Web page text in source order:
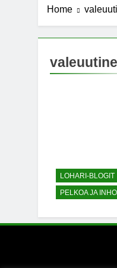
Home
LOHARI-BLOGIT
PELKOA JA